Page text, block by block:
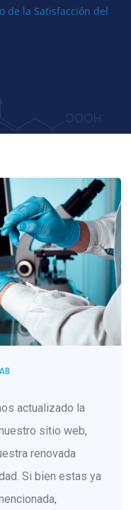
de la Satisfacción del
actualizado la
sitio web,
renovada
Si bien estas ya